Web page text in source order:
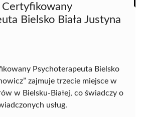
Certyfikowany
Bielsko Biała Justyna
Psychoterapeuta Bielsko
zajmuje trzecie miejsce w
w Bielsku-Białej, co świadczy o
usług.